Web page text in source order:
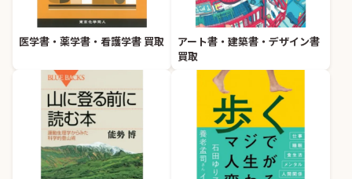
医学書・薬学書・看護学書 買取
アート書・建築書・デザイン書
買取